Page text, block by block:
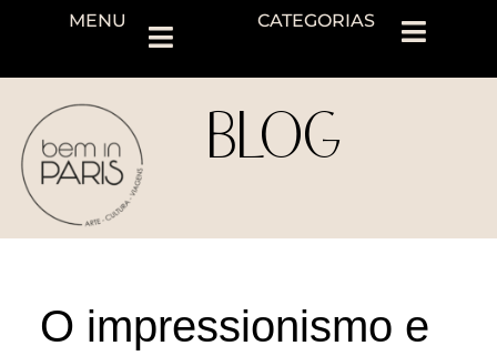
MENU CATEGORIAS
BLOG
O impressionismo e